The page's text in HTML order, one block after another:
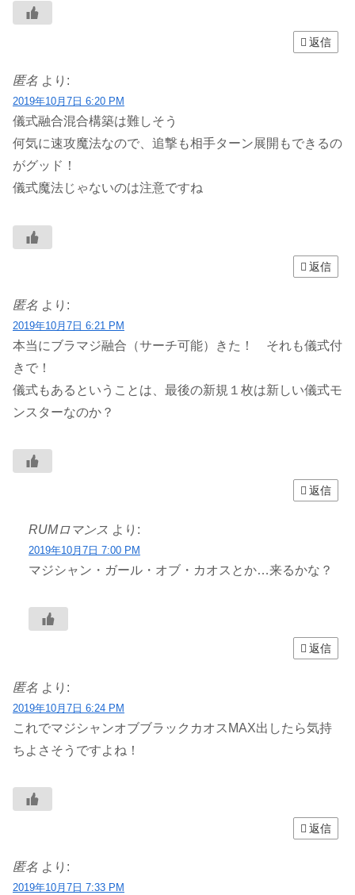
返信
匿名 より:
2019年10月7日 6:20 PM
儀式融合混合構築は難しそう
何気に速攻魔法なので、追撃も相手ターン展開もできるの
がグッド！
儀式魔法じゃないのは注意ですね
返信
匿名 より:
2019年10月7日 6:21 PM
本当にブラマジ融合（サーチ可能）きた！ それも儀式付
きで！
儀式もあるということは、最後の新規１枚は新しい儀式モ
ンスターなのか？
返信
RUMロマンス より:
2019年10月7日 7:00 PM
マジシャン・ガール・オブ・カオスとか…来るかな？
返信
匿名 より:
2019年10月7日 6:24 PM
これでマジシャンオブブラックカオスMAX出したら気持
ちよさそうですよね！
返信
匿名 より:
2019年10月7日 7:33 PM